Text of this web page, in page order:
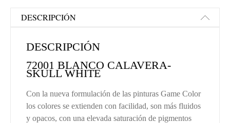
DESCRIPCIÓN
DESCRIPCIÓN
72001 BLANCO CALAVERA-
SKULL WHITE
Con la nueva formulación de las pinturas Game Color
los colores se extienden con facilidad, son más fluidos
y opacos, con una elevada saturación de pigmentos